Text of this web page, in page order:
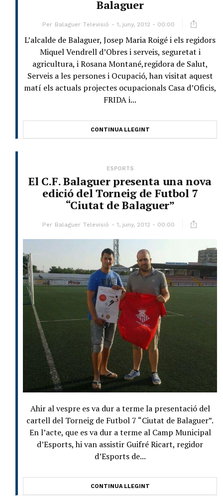
Balaguer
Per Balaguer Televisió 1, juny, 2012 - 00:00
L’alcalde de Balaguer, Josep Maria Roigé i els regidors
Miquel Vendrell d’Obres i serveis, seguretat i
agricultura, i Rosana Montané,regidora de Salut,
Serveis a les persones i Ocupació, han visitat aquest
matí els actuals projectes ocupacionals Casa d’Oficis,
FRIDA i...
CONTINUA LLEGINT
ESPORTS
El C.F. Balaguer presenta una nova
edició del Torneig de Futbol 7
“Ciutat de Balaguer”
Per Balaguer Televisió 1, juny, 2012 - 00:00
Ahir al vespre es va dur a terme la presentació del
cartell del Torneig de Futbol 7 “Ciutat de Balaguer”.
En l’acte, que es va dur a terme al Camp Municipal
d’Esports, hi van assistir Guifré Ricart, regidor
d’Esports de...
CONTINUA LLEGINT